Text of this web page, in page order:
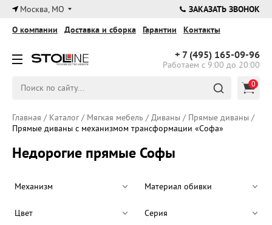
×
Москва, МО ЗАКАЗАТЬ ЗВОНОК
+ 7 (495) 165-09-96
Работаем с 9:00 до 20:00
О компании Доставка и сборка Гарантии Контакты
0
Главная / Каталог/ Мягкая мебель /Диваны / Прямые диваны /
Прямые диваны с механизмом трансформации «Софа»
Недорогие прямые Софы
Механизм Материал обивки
Цвет Серия